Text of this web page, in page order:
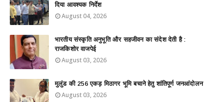
दिया आवश्यक निर्देश
August 04, 2026
भारतीय संस्कृति अनुभूति और सहजीवन का संदेश देती है :
राजकिशोर वाजपेई
August 03, 2026
मुलुंड की 256 एकड़ मिठागर भूमि बचाने हेतु शांतिपूर्ण जनआंदोलन
August 03, 2026